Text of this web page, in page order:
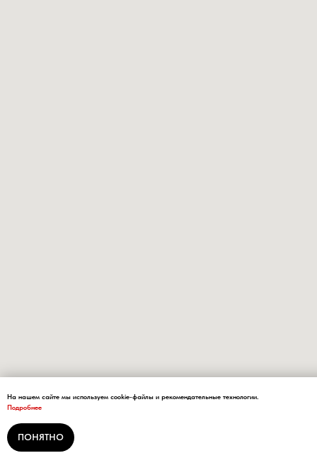
На нашем сайте мы используем cookie-файлы и рекомендательные технологии.
Подробнее
ПОНЯТНО